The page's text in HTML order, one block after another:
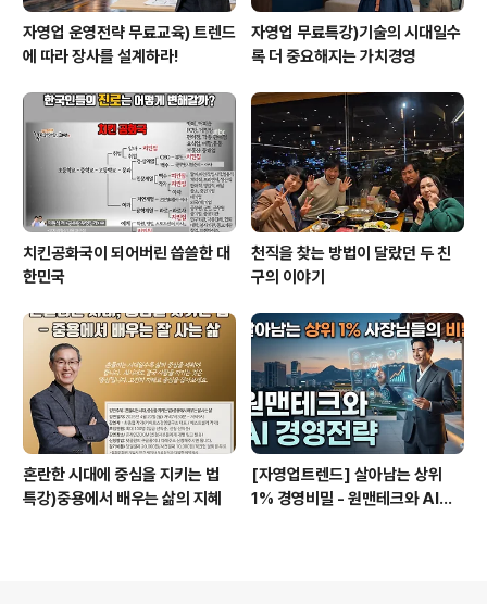
자영업 운영전략 무료교육) 트렌드
에 따라 장사를 설계하라!
자영업 무료특강)기술의 시대일수
록 더 중요해지는 가치경영
치킨공화국이 되어버린 씁쓸한 대
한민국
천직을 찾는 방법이 달랐던 두 친
구의 이야기
혼란한 시대에 중심을 지키는 법
특강)중용에서 배우는 삶의 지혜
[자영업트렌드] 살아남는 상위
1% 경영비밀 - 원맨테크와 AI경